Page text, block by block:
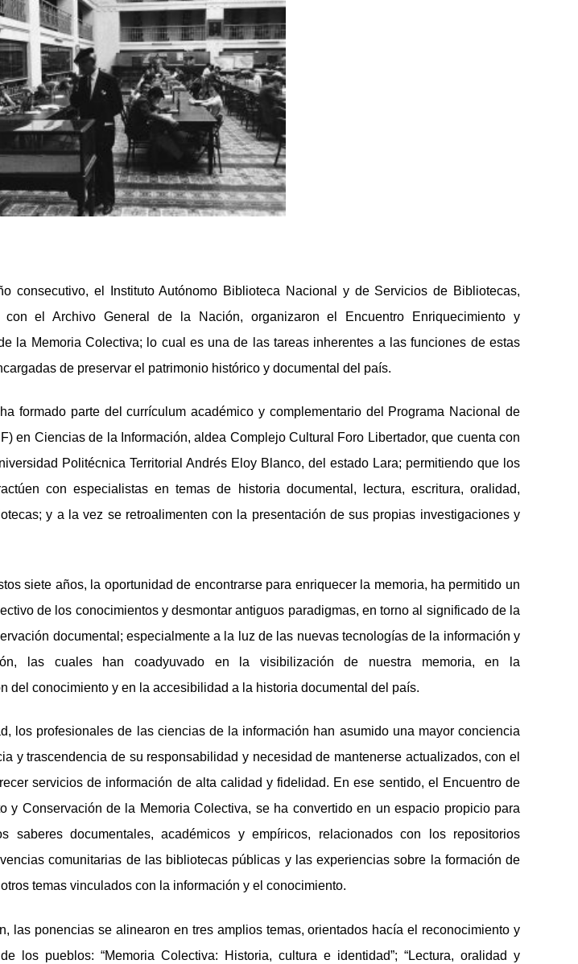
consecutivo, el Instituto Autónomo Biblioteca Nacional y de Servicios de Bibliotecas,
con el Archivo General de la Nación, organizaron el Encuentro Enriquecimiento y
la Memoria Colectiva; lo cual es una de las tareas inherentes a las funciones de estas
de preservar el patrimonio histórico y documental del país.
formado parte del currículum académico y complementario del Programa Nacional de
en Ciencias de la Información, aldea Complejo Cultural Foro Libertador, que cuenta con
Politécnica Territorial Andrés Eloy Blanco, del estado Lara; permitiendo que los
con especialistas en temas de historia documental, lectura, escritura, oralidad,
y a la vez se retroalimenten con la presentación de sus propias investigaciones y
siete años, la oportunidad de encontrarse para enriquecer la memoria, ha permitido un
de los conocimientos y desmontar antiguos paradigmas, en torno al significado de la
documental; especialmente a la luz de las nuevas tecnologías de la información y
las cuales han coadyuvado en la visibilización de nuestra memoria, en la
del conocimiento y en la accesibilidad a la historia documental del país.
los profesionales de las ciencias de la información han asumido una mayor conciencia
y trascendencia de su responsabilidad y necesidad de mantenerse actualizados, con el
servicios de información de alta calidad y fidelidad. En ese sentido, el Encuentro de
y Conservación de la Memoria Colectiva, se ha convertido en un espacio propicio para
saberes documentales, académicos y empíricos, relacionados con los repositorios
comunitarias de las bibliotecas públicas y las experiencias sobre la formación de
temas vinculados con la información y el conocimiento.
las ponencias se alinearon en tres amplios temas, orientados hacía el reconocimiento y
los pueblos: “Memoria Colectiva: Historia, cultura e identidad”; “Lectura, oralidad y